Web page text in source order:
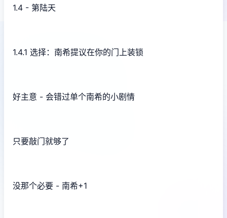
1.4 - 第陆天
1.4.1 选择：南希提议在你的门上装锁
好主意 - 会错过单个南希的小剧情
只要敲门就够了
没那个必要 - 南希+1